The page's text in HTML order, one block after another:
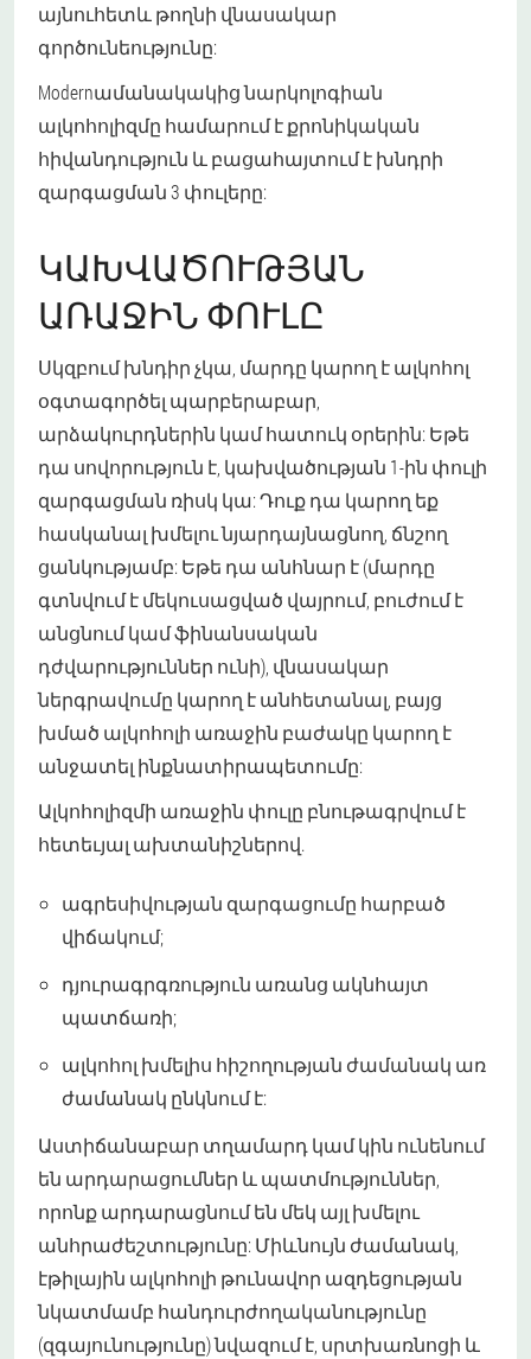
այնուհետև թողնի վնասակար
գործունեությունը:
Modernամանակակից նարկոլոգիան
ալկոհոլիզմը համարում է քրոնիկական
հիվանդություն և բացահայտում է խնդրի
զարգացման 3 փուլերը:
ԿԱԽՎԱԾՈՒԹՅԱՆ
ԱՌԱՋԻՆ ՓՈՒԼԸ
Սկզբում խնդիր չկա, մարդը կարող է ալկոհոլ
օգտագործել պարբերաբար,
արձակուրդներին կամ հատուկ օրերին: Եթե
դա սովորություն է, կախվածության 1-ին փուլի
զարգացման ռիսկ կա: Դուք դա կարող եք
հասկանալ խմելու նյարդայնացնող, ճնշող
ցանկությամբ: Եթե դա անհնար է (մարդը
գտնվում է մեկուսացված վայրում, բուժում է
անցնում կամ ֆինանսական
դժվարություններ ունի), վնասակար
ներգրավումը կարող է անհետանալ, բայց
խմած ալկոհոլի առաջին բաժակը կարող է
անջատել ինքնատիրապետումը:
Ալկոհոլիզմի առաջին փուլը բնութագրվում է
հետեւյալ ախտանիշներով.
ագրեսիվության զարգացումը հարբած
վիճակում;
դյուրագրգռություն առանց ակնհայտ
պատճառի;
ալկոհոլ խմելիս հիշողության ժամանակ առ
ժամանակ ընկնում է:
Աստիճանաբար տղամարդ կամ կին ունենում
են արդարացումներ և պատմություններ,
որոնք արդարացնում են մեկ այլ խմելու
անհրաժեշտությունը: Միևնույն ժամանակ,
էթիլային ալկոհոլի թունավոր ազդեցության
նկատմամբ հանդուրժողականությունը
(զգայունությունը) նվազում է, սրտխառնոցի և